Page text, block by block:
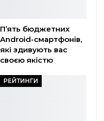
П’ять бюджетних
Android-смартфонів,
які здивують вас
своєю якістю
РЕЙТИНГИ